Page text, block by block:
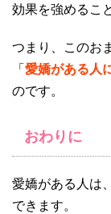
効果を強めるこ
つまり、このお
「 愛嬌がある人
のです。
おわりに
愛嬌がある人は
できます。